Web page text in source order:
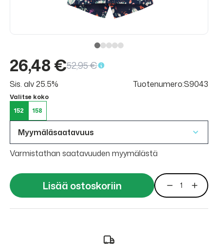
26,48 €52,95 €
Sis. alv 25.5% Tuotenumero:S9043
Valitse koko
152
158
Myymäläsaatavuus
Varmistathan saatavuuden myymälästä
Lisää ostoskoriin